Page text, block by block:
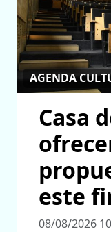
AGENDA
Casa
este
08/08/2026